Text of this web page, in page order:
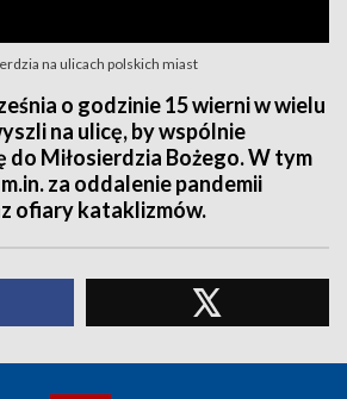
na ulicach polskich miast
o godzinie 15 wierni w wielu
na ulicę, by wspólnie
do Miłosierdzia Bożego. W tym
za oddalenie pandemii
ofiary kataklizmów.